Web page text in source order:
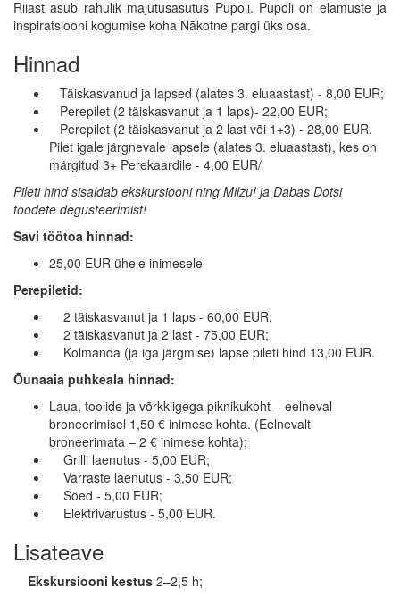
Riiast asub rahulik majutusasutus Pūpoli. Pūpoli on elamuste ja
inspiratsiooni kogumise koha Nākotne pargi üks osa.
Hinnad
Täiskasvanud ja lapsed (alates 3. eluaastast) - 8,00 EUR;
Perepilet (2 täiskasvanut ja 1 laps)- 22,00 EUR;
Perepilet (2 täiskasvanut ja 2 last või 1+3) - 28,00 EUR.
Pilet igale järgnevale lapsele (alates 3. eluaastast), kes on
märgitud 3+ Perekaardile - 4,00 EUR/
Pileti hind sisaldab ekskursiooni ning Milzu! ja Dabas Dotsi
toodete degusteerimist!
Savi töötoa hinnad:
25,00 EUR ühele inimesele
Perepiletid:
2 täiskasvanut ja 1 laps - 60,00 EUR;
2 täiskasvanut ja 2 last - 75,00 EUR;
Kolmanda (ja iga järgmise) lapse pileti hind 13,00 EUR.
Õunaaia puhkeala hinnad:
Laua, toolide ja võrkkiigega piknikukoht – eelneval
broneerimisel 1,50 € inimese kohta. (Eelnevalt
broneerimata – 2 € inimese kohta);
Grilli laenutus - 5,00 EUR;
Varraste laenutus - 3,50 EUR;
Söed - 5,00 EUR;
Elektrivarustus - 5,00 EUR.
Lisateave
Ekskursiooni kestus 2–2,5 h;